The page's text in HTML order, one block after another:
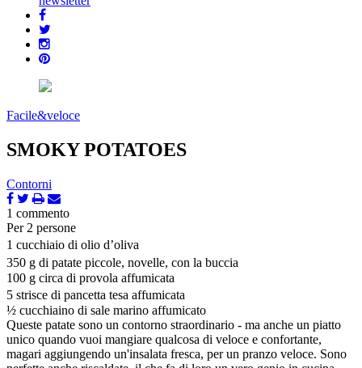
Facile&veloce
SMOKY POTATOES
Contorni
1 commento
Per 2 persone
1 cucchiaio di olio d’oliva
350 g di patate piccole, novelle, con la buccia
100 g circa di provola affumicata
5 strisce di pancetta tesa affumicata
½ cucchiaino di sale marino affumicato
Queste patate sono un contorno straordinario - ma anche un piatto
unico quando vuoi mangiare qualcosa di veloce e confortante,
magari aggiungendo un'insalata fresca, per un pranzo veloce. Sono